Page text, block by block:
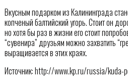
Вкусным подарком из Калининграда
копченый балтийский угорь. Стоит он
но хотя бы раз в жизни его стоит
“сувенира” друзьям можно захватить
выращивается в этих краях.
Источник: http://www.kp.ru/russia/kuda-